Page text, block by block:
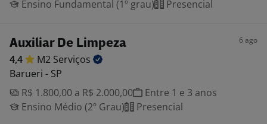
Ensino Fundamental (1º grau)
Presencial
Auxiliar De Limpeza 6 ago
4,4 M2 Serviços
Barueri - SP
R$ 1.800,00 a R$ 2.000,00
Entre 1 e 3 anos
Ensino Médio (2º Grau)
Presencial